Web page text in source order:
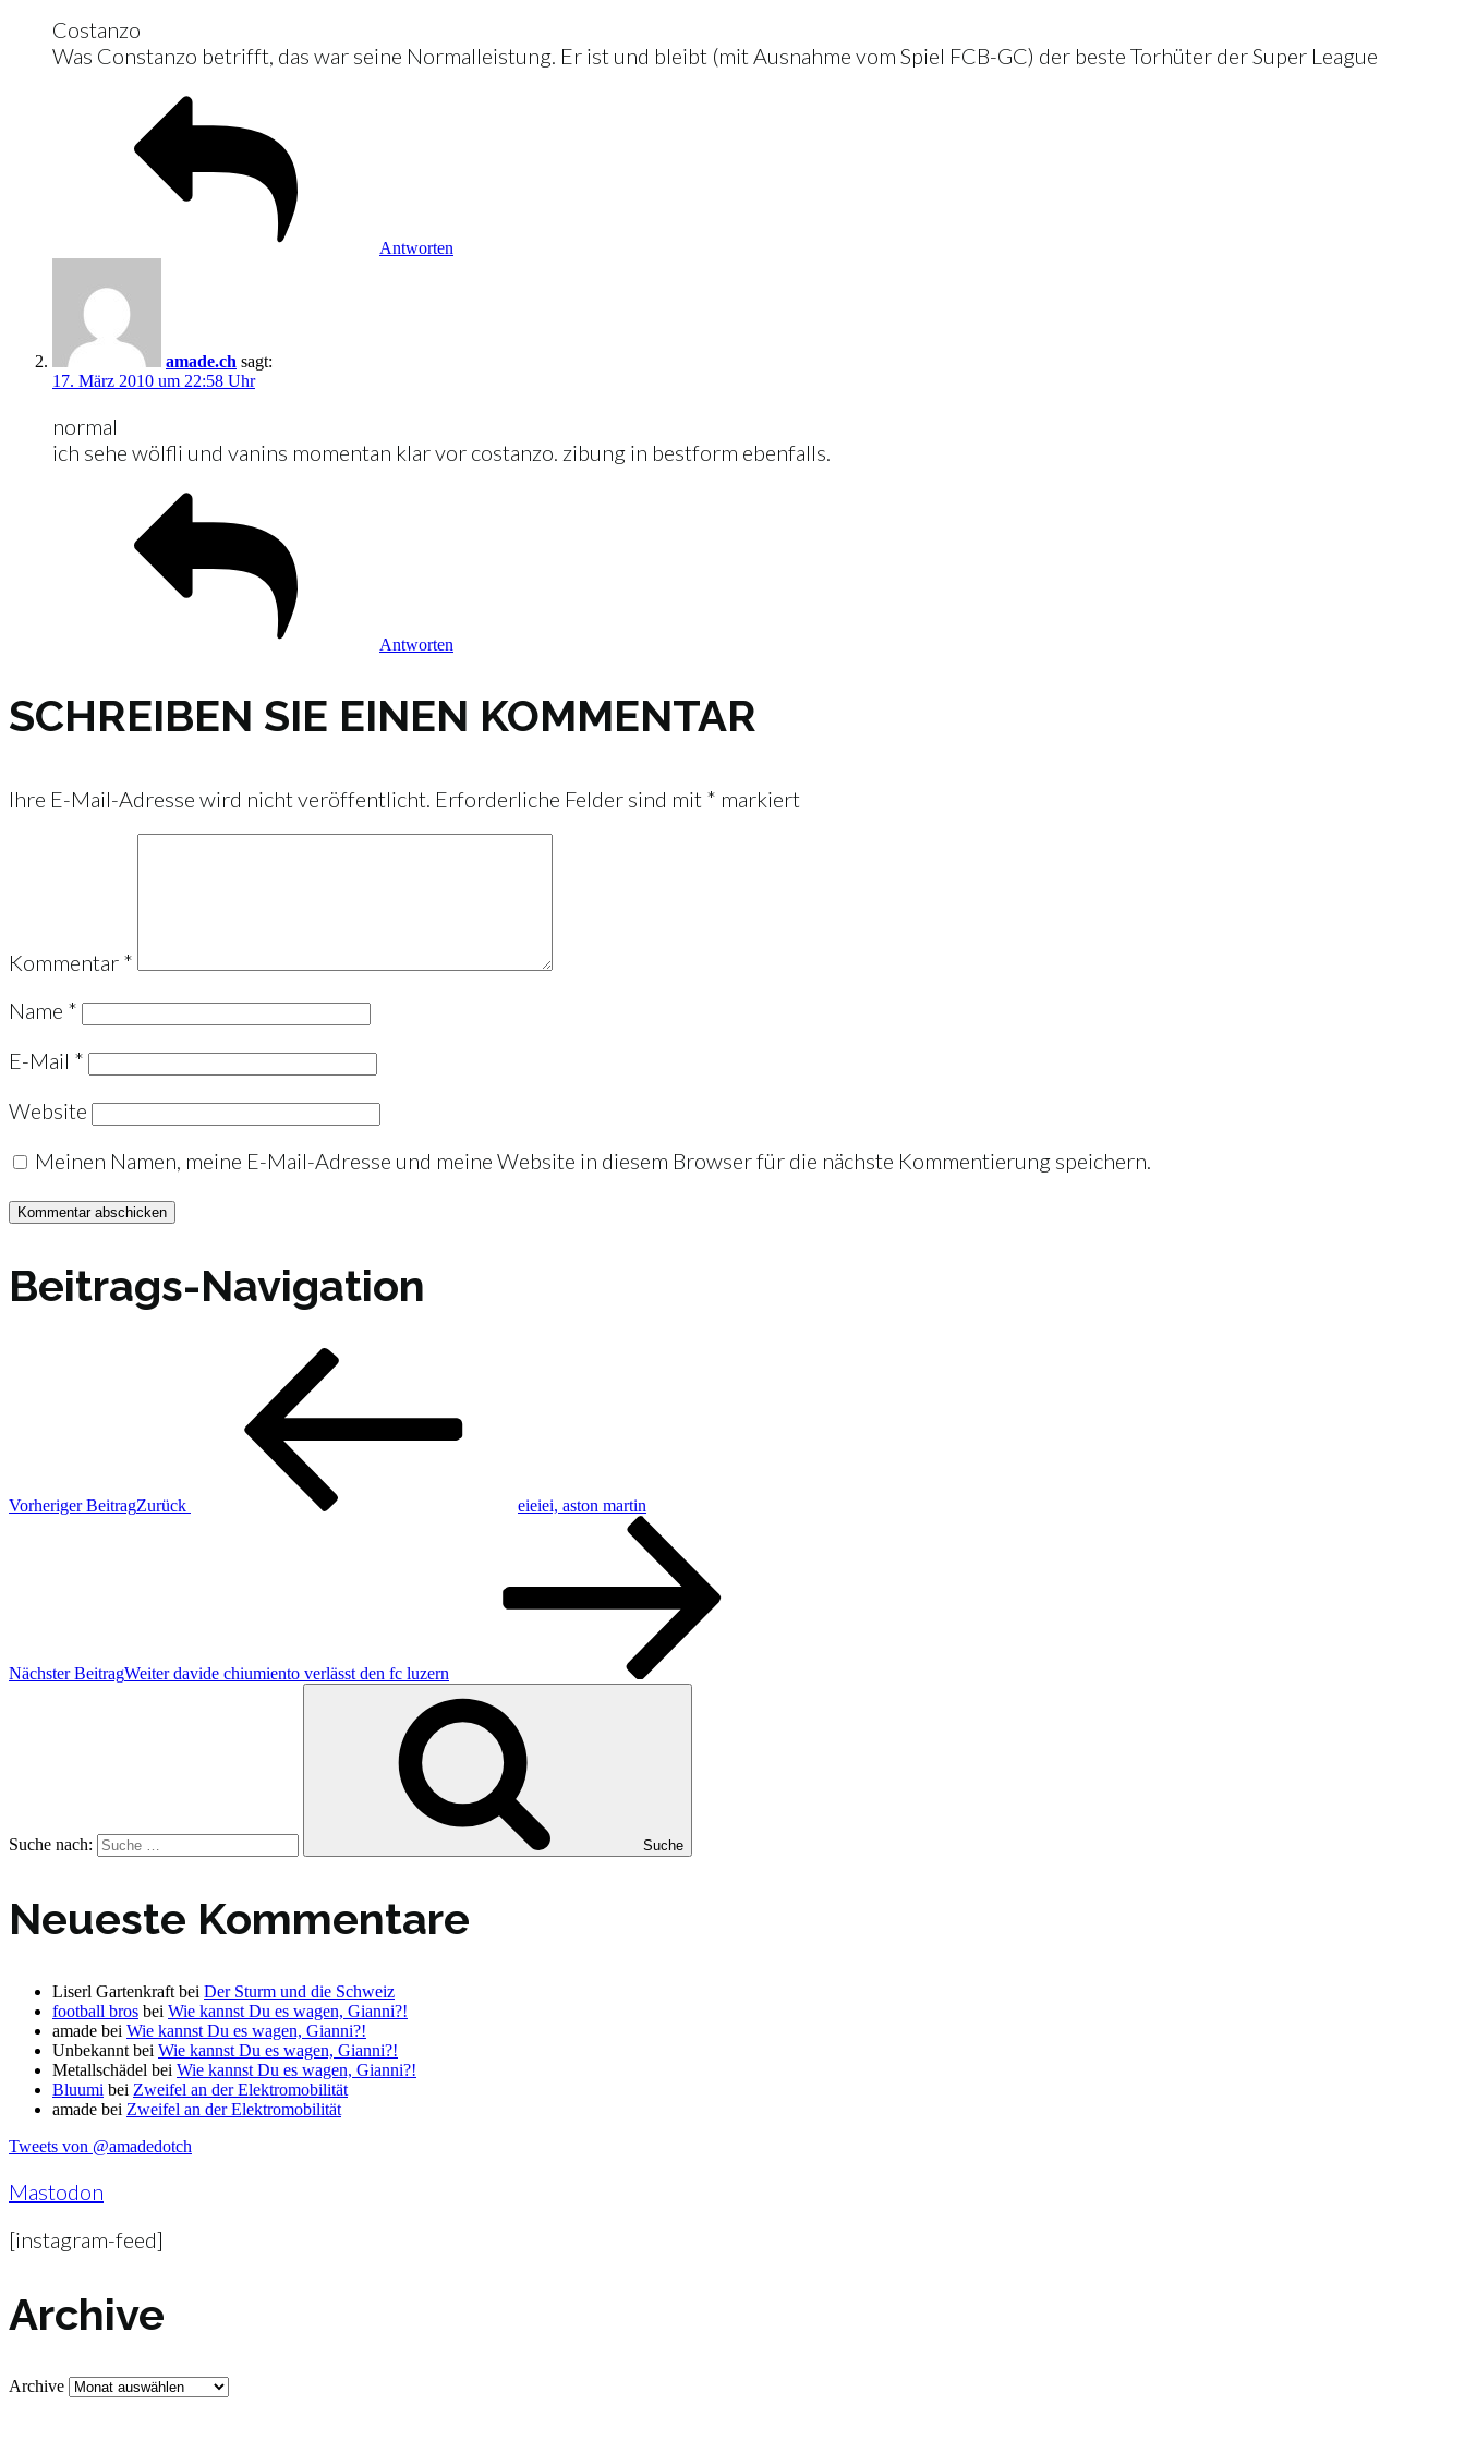
Costanzo
Was Constanzo betrifft, das war seine Normalleistung. Er ist und bleibt (mit Ausnahme vom Spiel FCB-GC) der beste Torhüter der Super League
Antworten
amade.ch sagt:
17. März 2010 um 22:58 Uhr
normal
ich sehe wölfli und vanins momentan klar vor costanzo. zibung in bestform ebenfalls.
Antworten
SCHREIBEN SIE EINEN KOMMENTAR
Ihre E-Mail-Adresse wird nicht veröffentlicht. Erforderliche Felder sind mit * markiert
Kommentar *
Name *
E-Mail *
Website
Meinen Namen, meine E-Mail-Adresse und meine Website in diesem Browser für die nächste Kommentierung speichern.
Beitrags-Navigation
Vorheriger BeitragZurück eieiei, aston martin
Nächster BeitragWeiter davide chiumiento verlässt den fc luzern
Suche nach: Suche
Neueste Kommentare
Liserl Gartenkraft bei Der Sturm und die Schweiz
football bros bei Wie kannst Du es wagen, Gianni?!
amade bei Wie kannst Du es wagen, Gianni?!
Unbekannt bei Wie kannst Du es wagen, Gianni?!
Metallschädel bei Wie kannst Du es wagen, Gianni?!
Bluumi bei Zweifel an der Elektromobilität
amade bei Zweifel an der Elektromobilität
Tweets von @amadedotch
Mastodon
[instagram-feed]
Archive
Archive